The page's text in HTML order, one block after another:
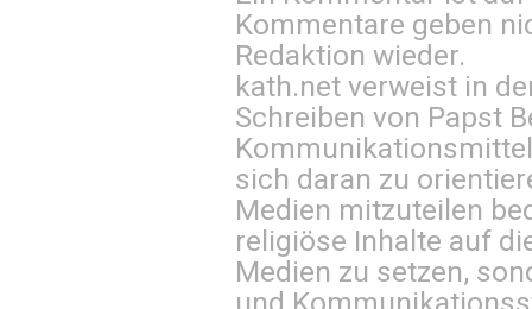
Kommentare geben
Redaktion wieder.
kath.net verweist in
Schreiben von Papst
sich daran zu
Medien mitzuteilen
religiöse Inhalte auf
Medien zu setzen,